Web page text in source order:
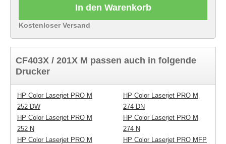
In den Warenkorb
Kostenloser Versand
CF403X / 201X M passen auch in folgende
Drucker
HP Color Laserjet PRO M
252 DW
HP Color Laserjet PRO M
252 N
HP Color Laserjet PRO M
HP Color Laserjet PRO M
274 DN
HP Color Laserjet PRO M
274 N
HP Color Laserjet PRO MFP